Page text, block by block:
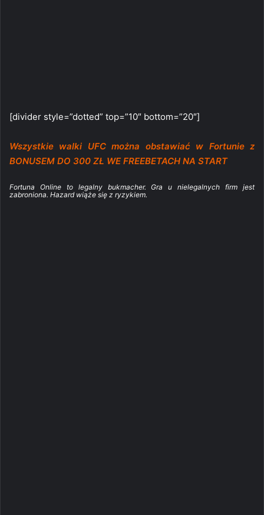
[divider style=”dotted” top=”10″ bottom=”20″]
Wszystkie walki UFC można obstawiać w Fortunie z
BONUSEM DO 300 ZŁ WE FREEBETACH NA START
Fortuna Online to legalny bukmacher. Gra u nielegalnych firm jest
zabroniona. Hazard wiąże się z ryzykiem.